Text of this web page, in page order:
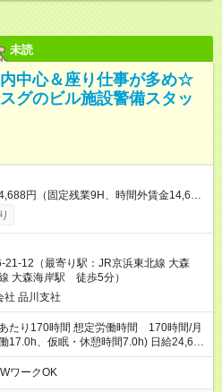
未読
内中心＆座り仕事が多め☆
グのビル施設警備スタッ
円（固定残業9H、時間外賃金14,688
ございます。 例：自衛消防技術認定
講習修了 250円/日 防災センタ
21-12（最寄り駅：JR京浜東北線 大森
大森海岸駅 徒歩5分）
社 品川支社
たり170時間 想定労働時間 170時間/月
17.0h、仮眠・休憩時間7.0h) 日給24,688
む 平均労働時間：1ヶ月あ
時間 170時間/月 ◎08:00～翌08:00 (実働
ワークOK